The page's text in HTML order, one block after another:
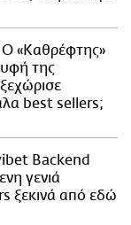
«Καθρέφτης»
της
best sellers;
Backend
γενιά
ξεκινά από εδώ